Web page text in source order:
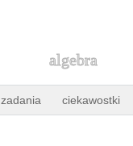
algebra
zadania ciekawostki